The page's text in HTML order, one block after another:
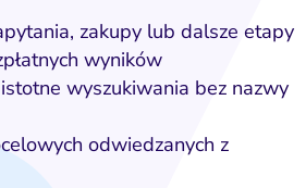
zakupy lub dalsze etapy
wyników
wyszukiwania bez nazwy
odwiedzanych z